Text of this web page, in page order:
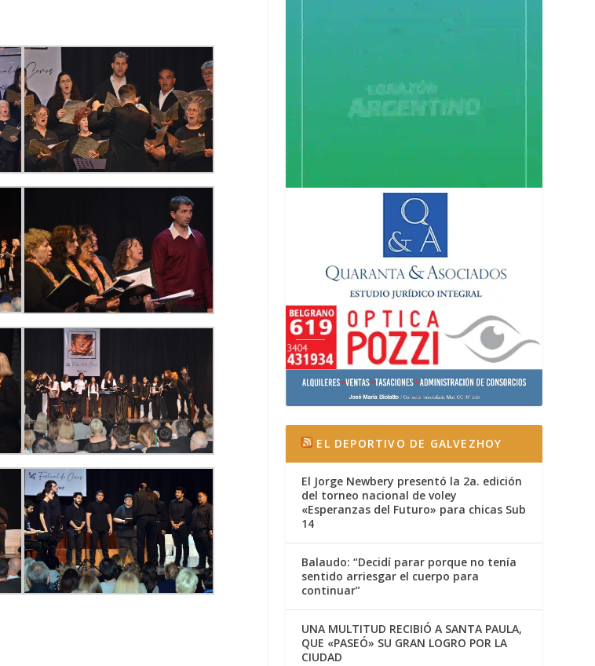
EL DEPORTIVO DE GALVEZHOY
El Jorge Newbery presentó la 2a. edición
del torneo nacional de voley
«Esperanzas del Futuro» para chicas Sub
14
Balaudo: “Decidí parar porque no tenía
sentido arriesgar el cuerpo para
continuar”
UNA MULTITUD RECIBIÓ A SANTA PAULA,
QUE «PASEÓ» SU GRAN LOGRO POR LA
CIUDAD